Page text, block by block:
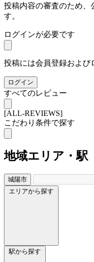
投稿内容の審査のため、
す。
ログインが必要です
投稿には会員登録および
ログイン
すべてのレビュー
[ALL-REVIEWS]
こだわり条件で探す
地域エリア・駅
城陽市
エリアから探す
駅から探す